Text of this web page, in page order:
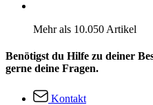
Mehr als 10.050 Artikel
Benötigst du Hilfe zu deiner
gerne deine Fragen.
Kontakt